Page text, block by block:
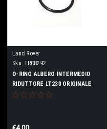
Land Rover
Sku: FRC8292
O-RING ALBERO INTERMEDIO
RIDUTTORE LT230 ORIGINALE